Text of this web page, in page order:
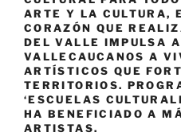
ARTE Y LA CULTURA,
CORAZÓN QUE
DEL VALLE IMPULSA A
VALLECAUCANOS A
ARTÍSTICOS QUE
TERRITORIOS.
‘ESCUELAS
HA BENEFICIADO A
ARTISTAS.